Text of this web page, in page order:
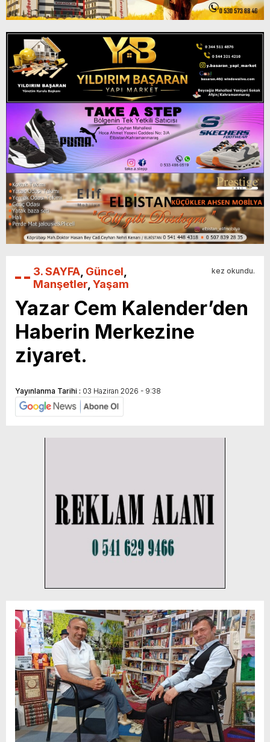
3. SAYFA Güncel
Manşetler Yaşam
kez okundu.
Yazar Cem Kalender’den
Haberin Merkezine
ziyaret.
Yayınlanma Tarihi : 03 Haziran 2026 - 9:38